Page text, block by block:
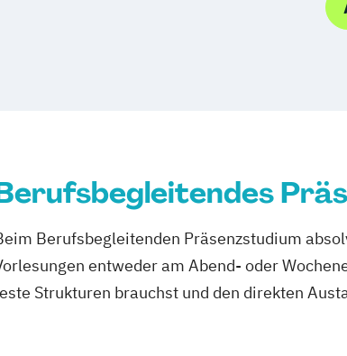
Berufsbegleitenden Präsenzstudium
entweder am Abend- oder
Strukturen brauchst und den direkten